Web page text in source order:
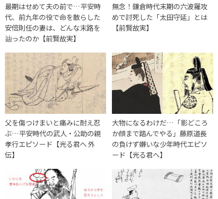
最期はせめて夫の前で…平安時
代、前九年の役で命を散らした
安倍則任の妻は、どんな末路を
辿ったのか【前賢故実】
無念！鎌倉時代末期の六波羅攻
めで討死した「太田守延」とは
【前賢故実】
父を傷つけまいと痛みに耐え忍
ぶ…平安時代の武人・公助の親
孝行エピソード【光る君へ 外
伝】
大物になるわけだ…「影どころ
か顔まで踏んでやる」藤原道長
の負けず嫌いな少年時代エピソ
ード【光る君へ】